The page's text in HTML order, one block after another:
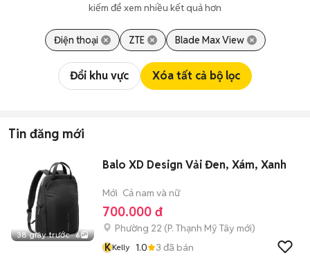
kiếm để xem nhiều kết quả hơn
Điện thoại ZTE Blade Max View
Đổi khu vực Xóa tất cả bộ lọc
Tin đăng mới
38 giây trước 6
Balo XD Design Vải Đen, Xám, Xanh
Mới Cả nam và nữ
700.000 đ
Phường 22 (P. Thạnh Mỹ Tây mới)
KKelly 1.0 3 đã bán